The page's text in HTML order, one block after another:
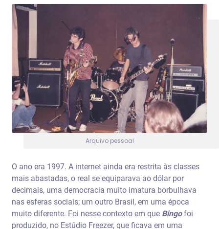
Arquivo pessoal
O ano era 1997. A internet ainda era restrita às classes
mais abastadas, o real se equiparava ao dólar por
decimais, uma democracia muito imatura borbulhava
nas esferas sociais; um outro Brasil, em uma época
muito diferente. Foi nesse contexto em que Bingofoi
produzido, no Estúdio Freezer, que ficava em uma